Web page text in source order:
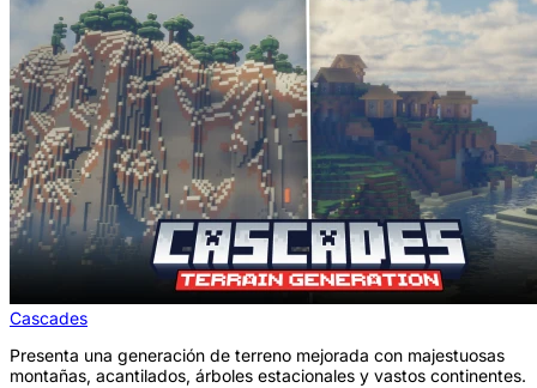
Cascades
Presenta una generación de terreno mejorada con majestuosas
montañas, acantilados, árboles estacionales y vastos continentes.